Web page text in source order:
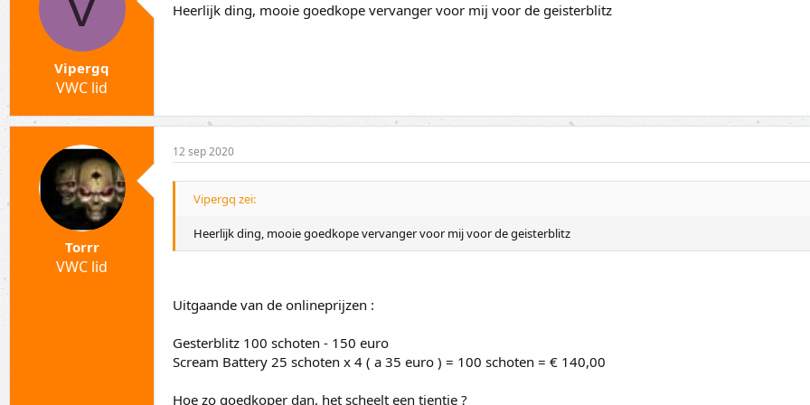
Vipergq
VWC lid
Heerlijk ding, mooie goedkope vervanger voor mij voor de geisterblitz
Torrr
VWC lid
12 sep 2020
Vipergq zei:
Heerlijk ding, mooie goedkope vervanger voor mij voor de geisterblitz
Uitgaande van de onlineprijzen :
Gesterblitz 100 schoten - 150 euro
Scream Battery 25 schoten x 4 ( a 35 euro ) = 100 schoten = € 140,00
Hoe zo goedkoper dan, het scheelt een tientje ?